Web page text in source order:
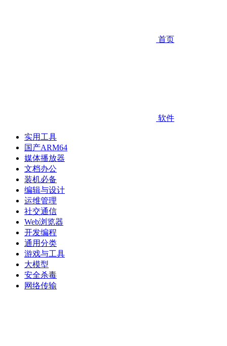
首页
软件
实用工具
国产ARM64
媒体播放器
文档办公
装机必备
编辑与设计
运维管理
社交通信
Web浏览器
开发编程
通用分类
游戏与工具
大模型
安全杀毒
网络传输